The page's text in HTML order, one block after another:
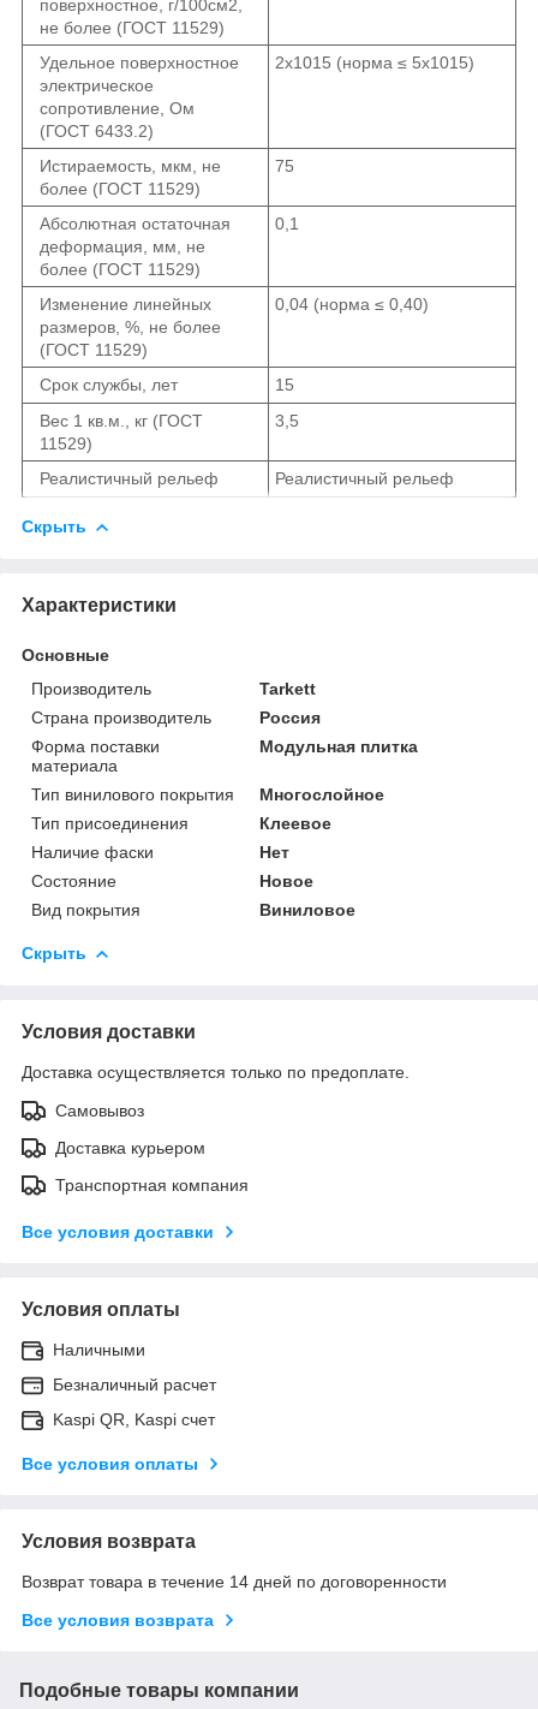
поверхностное, г/100см2,
не более (ГОСТ 11529)
Удельное поверхностное
электрическое
сопротивление, Ом
(ГОСТ 6433.2)
2x1015 (норма ≤ 5x1015)
Истираемость, мкм, не
более (ГОСТ 11529)
75
Абсолютная остаточная
деформация, мм, не
более (ГОСТ 11529)
0,1
Изменение линейных
размеров, %, не более
(ГОСТ 11529)
0,04 (норма ≤ 0,40)
Срок службы, лет
15
Вес 1 кв.м., кг (ГОСТ
11529)
3,5
Реалистичный рельеф Реалистичный рельеф
Скрыть
Характеристики
Основные
Производитель
Tarkett
Страна производитель
Россия
Форма поставки
материала
Модульная плитка
Тип винилового покрытия
Многослойное
Тип присоединения
Клеевое
Наличие фаски
Нет
Состояние
Новое
Вид покрытия
Виниловое
Скрыть
Условия доставки
Доставка осуществляется только по предоплате.
Самовывоз
Доставка курьером
Транспортная компания
Все условия доставки
Условия оплаты
Наличными
Безналичный расчет
Kaspi QR, Kaspi счет
Все условия оплаты
Условия возврата
Возврат товара в течение 14 дней по договоренности
Все условия возврата
Подобные товары компании